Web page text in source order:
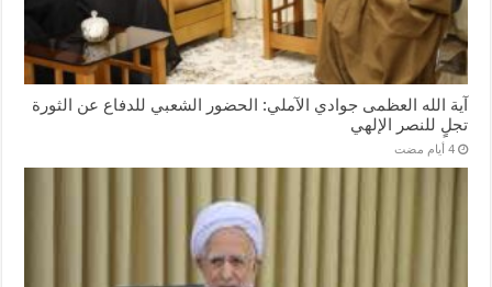
آية الله العظمى جوادي الآملي: الحضور الشعبي للدفاع عن الثورة
تجلٍ للنصر الإلهي
‏4 أيام مضت